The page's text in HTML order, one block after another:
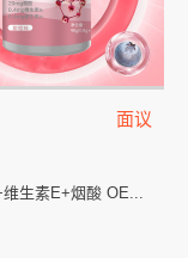
面议
生素E+烟酸 OE...